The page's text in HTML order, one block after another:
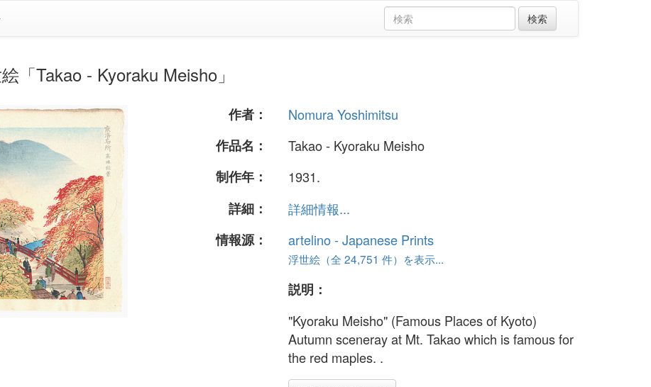
「Takao - Kyoraku Meisho」
作者：
Nomura Yoshimitsu
作品名：
Takao - Kyoraku Meisho
制作年：
1931.
詳細：
詳細情報...
情報源：
artelino - Japanese Prints
浮世絵（全 24,751 件）を表示...
説明：
"Kyoraku Meisho" (Famous Places of Kyoto)
Autumn sceneray at Mt. Takao which is famous for
the red maples. .